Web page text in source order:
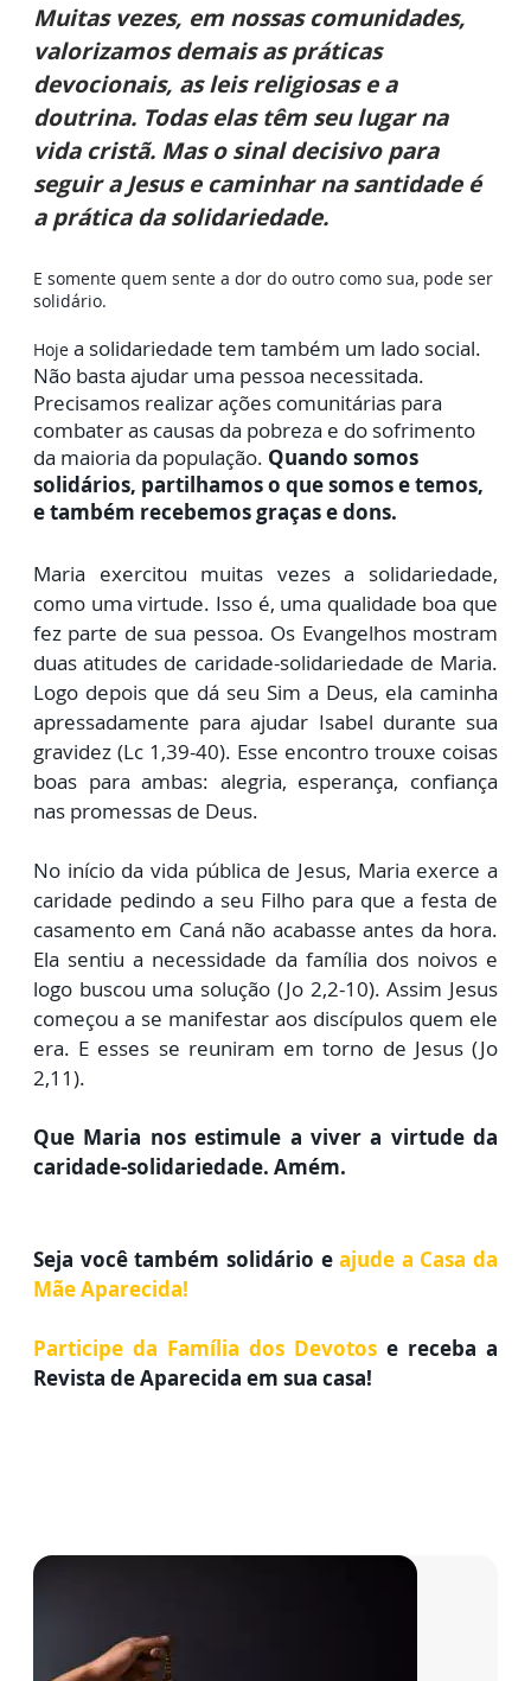
Muitas vezes, em nossas comunidades,
valorizamos demais as práticas
devocionais, as leis religiosas e a
doutrina. Todas elas têm seu lugar na
vida cristã. Mas o sinal decisivo para
seguir a Jesus e caminhar na santidade é
a prática da solidariedade.
E somente quem sente a dor do outro como sua, pode ser
solidário.
Hoje a solidariedade tem também um lado social.
Não basta ajudar uma pessoa necessitada.
Precisamos realizar ações comunitárias para
combater as causas da pobreza e do sofrimento
da maioria da população. Quando somos
solidários, partilhamos o que somos e temos,
e também recebemos graças e dons.
Maria exercitou muitas vezes a solidariedade,
como uma virtude. Isso é, uma qualidade boa que
fez parte de sua pessoa. Os Evangelhos mostram
duas atitudes de caridade-solidariedade de Maria.
Logo depois que dá seu Sim a Deus, ela caminha
apressadamente para ajudar Isabel durante sua
gravidez (Lc 1,39-40). Esse encontro trouxe coisas
boas para ambas: alegria, esperança, confiança
nas promessas de Deus.
No início da vida pública de Jesus, Maria exerce a
caridade pedindo a seu Filho para que a festa de
casamento em Caná não acabasse antes da hora.
Ela sentiu a necessidade da família dos noivos e
logo buscou uma solução (Jo 2,2-10). Assim Jesus
começou a se manifestar aos discípulos quem ele
era. E esses se reuniram em torno de Jesus (Jo
2,11).
Que Maria nos estimule a viver a virtude da
caridade-solidariedade. Amém.
Seja você também solidário e ajude a Casa da
Mãe Aparecida!
Participe da Família dos Devotos e receba a
Revista de Aparecida em sua casa!